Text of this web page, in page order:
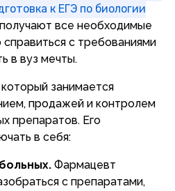
к ЕГЭ по биологии
все необходимые
с требованиями
в вуз мечты.
занимается
продажей и контролем
препаратов. Его
в себя:
Фармацевт
с препаратами,